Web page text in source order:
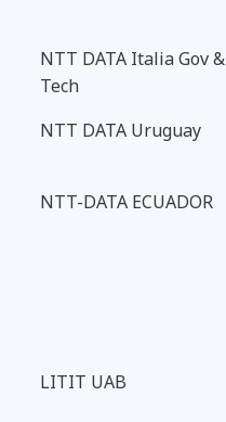
NTT DATA Italia Gov &
Tech
NTT DATA Uruguay
NTT-DATA ECUADOR
LITIT UAB